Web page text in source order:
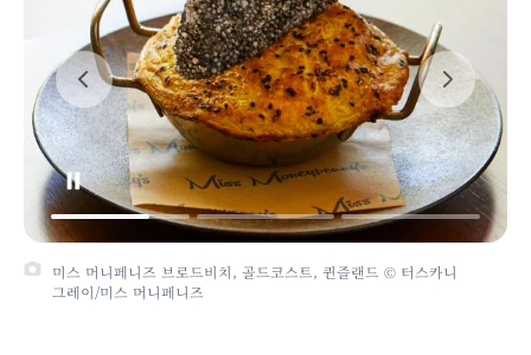
미스 머니페니즈 브로드비치, 골드코스트, 퀸즐랜드 © 터스카니
그레이/미스 머니페니즈